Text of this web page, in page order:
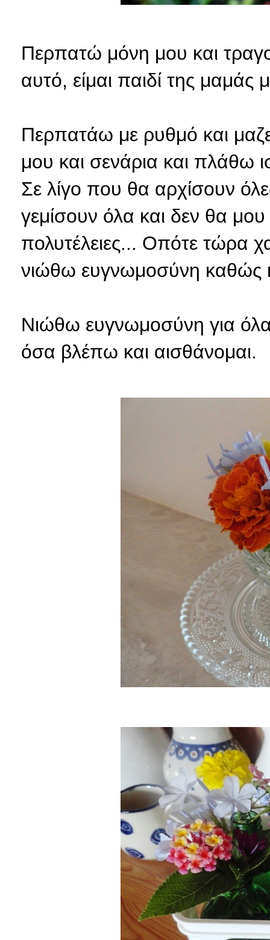
Περπατώ μόνη μου και
αυτό, είμαι παιδί της
Περπατάω με ρυθμό και
μου και σενάρια και πλάθω
Σε λίγο που θα αρχίσουν
γεμίσουν όλα και δεν θα μου
πολυτέλειες... Οπότε τώρα
νιώθω ευγνωμοσύνη καθώς
Νιώθω ευγνωμοσύνη για
όσα βλέπω και αισθάνομαι.